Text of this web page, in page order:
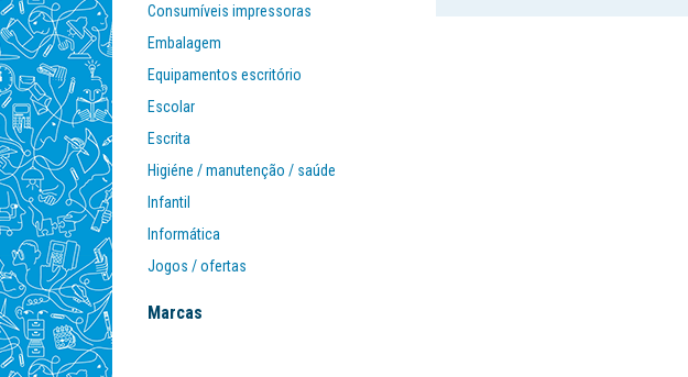
Consumíveis impressoras
Embalagem
Equipamentos escritório
Escolar
Escrita
Higiéne / manutenção / saúde
Infantil
Informática
Jogos / ofertas
Marcas